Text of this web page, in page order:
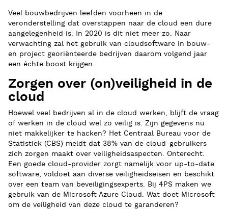
Veel bouwbedrijven leefden voorheen in de
veronderstelling dat overstappen naar de cloud een dure
aangelegenheid is. In 2020 is dit niet meer zo. Naar
verwachting zal het gebruik van cloudsoftware in bouw-
en project georiënteerde bedrijven daarom volgend jaar
een échte boost krijgen.
Zorgen over (on)veiligheid in de
cloud
Hoewel veel bedrijven al in de cloud werken, blijft de vraag
of werken in de cloud wel zo veilig is. Zijn gegevens nu
niet makkelijker te hacken? Het Centraal Bureau voor de
Statistiek (CBS) meldt dat 38% van de cloud-gebruikers
zich zorgen maakt over veiligheidsaspecten. Onterecht.
Een goede cloud-provider zorgt namelijk voor up-to-date
software, voldoet aan diverse veiligheidseisen en beschikt
over een team van beveiligingsexperts. Bij 4PS maken we
gebruik van de Microsoft Azure Cloud. Wat doet Microsoft
om de veiligheid van deze cloud te garanderen?